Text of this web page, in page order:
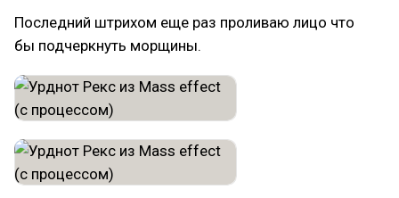
Последний штрихом еще раз проливаю лицо что
бы подчеркнуть морщины.